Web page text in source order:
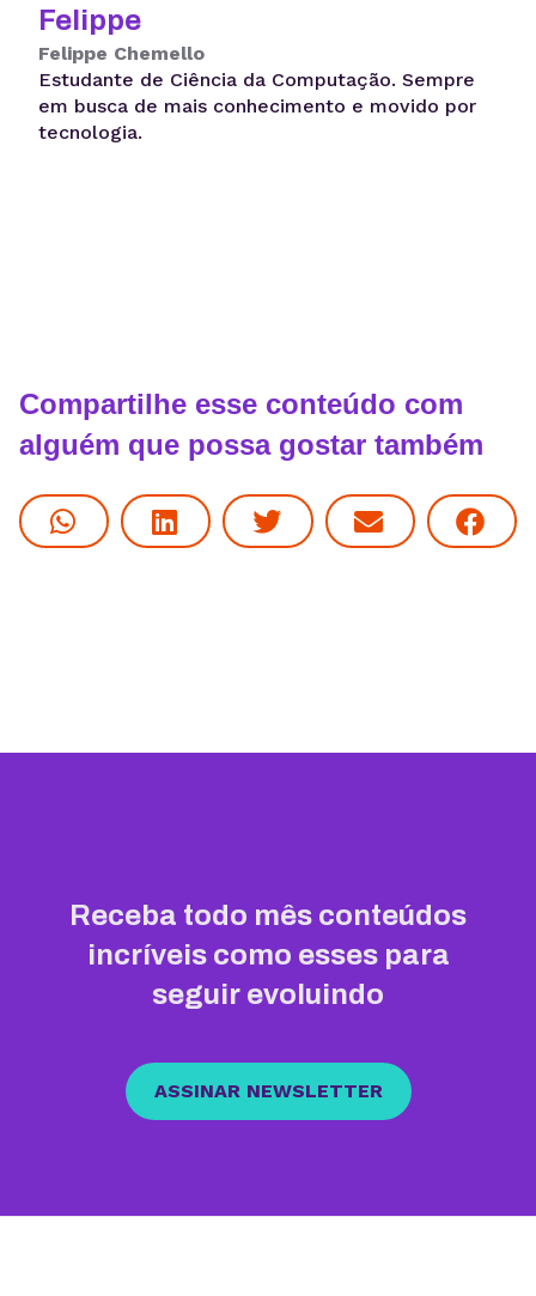
Felippe
Felippe Chemello
Estudante de Ciência da Computação. Sempre
em busca de mais conhecimento e movido por
tecnologia.
Compartilhe esse conteúdo com
alguém que possa gostar também
Receba todo mês conteúdos
incríveis como esses para
seguir evoluindo
ASSINAR NEWSLETTER